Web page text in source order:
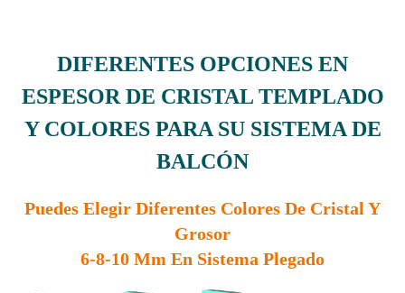
DIFERENTES OPCIONES EN
ESPESOR DE CRISTAL TEMPLADO
Y COLORES PARA SU SISTEMA DE
BALCÓN
Puedes Elegir Diferentes Colores De Cristal Y
Grosor
6-8-10 Mm En Sistema Plegado